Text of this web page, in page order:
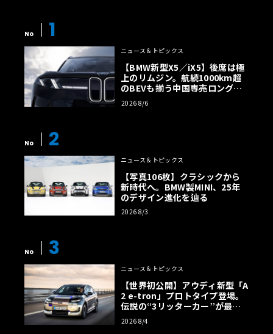
No 1
ニュース＆トピックス
【BMW新型X5／iX5】後席は極
上のリムジン。航続1000km超
のBEVも揃う中国専売ロング仕
様の全貌
2026 8/6
No 2
ニュース＆トピックス
【写真106枚】クラシックから
新時代へ。BMW製MINI、25年
のデザイン進化を辿る
2026 8/3
No 3
ニュース＆トピックス
【世界初公開】アウディ新型「A
2 e-tron」プロトタイプ登場。
伝説の“3リッターカー”が最高
効率エントリーBEVとして復活
【画像38枚】
2026 8/4